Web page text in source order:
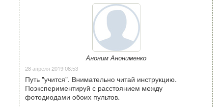
Аноним Анонименко
28 апреля 2019 08:53
Путь "учится". Внимательно читай инструкцию.
Поэкспериментируй с расстоянием между
фотодиодами обоих пультов.